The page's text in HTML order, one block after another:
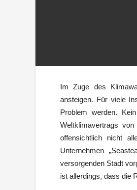
Im Zuge des
ansteigen. Für viele
Problem werden.
Weltklimavertrags
offensichtlich nicht
Unternehmen
versorgenden Stadt
ist allerdings, dass die